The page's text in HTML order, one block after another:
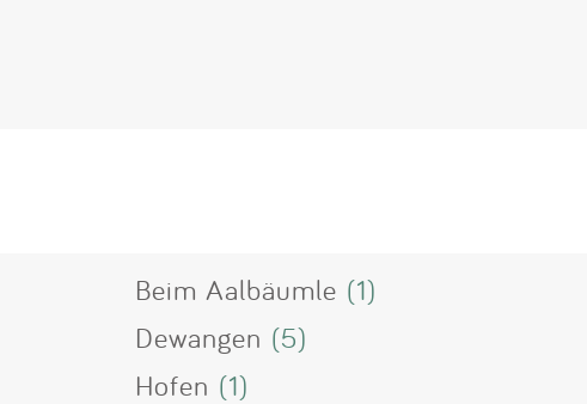
Beim Aalbäumle (1)
Dewangen (5)
Hofen (1)